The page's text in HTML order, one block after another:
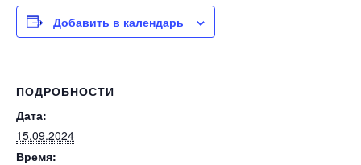
Добавить в календарь
ПОДРОБНОСТИ
Дата:
15.09.2024
Время: